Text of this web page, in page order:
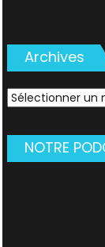
Archives
Archives
NOTRE